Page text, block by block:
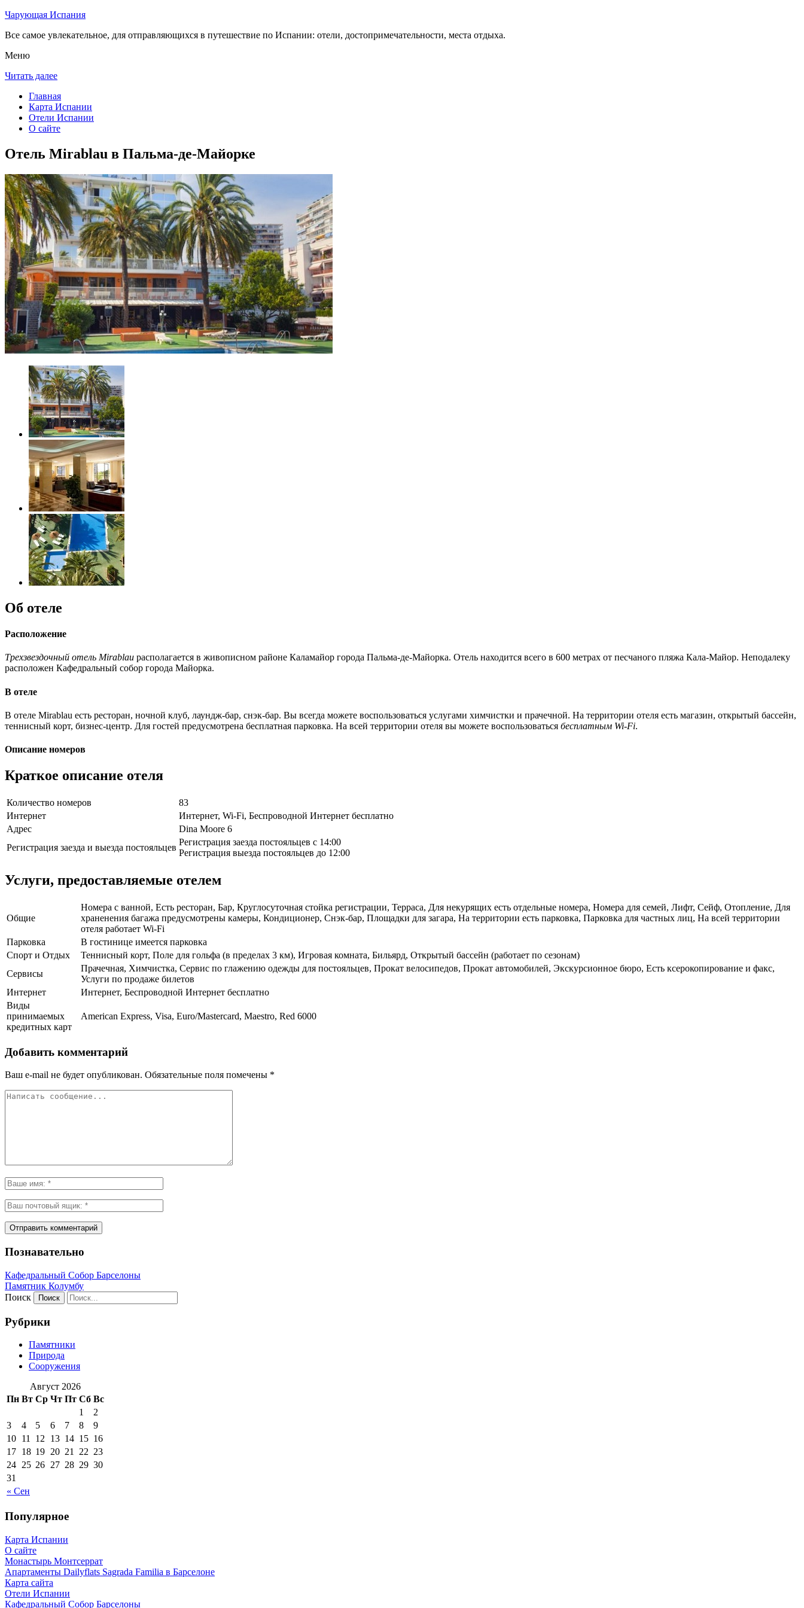
Чарующая Испания
Все самое увлекательное, для отправляющихся в путешествие по Испании: отели, достопримечательности, места отдыха.
Меню
Читать далее
Главная
Карта Испании
Отели Испании
О сайте
Отель Mirablau в Пальма-де-Майорке
Об отеле
Расположение
Трехзвездочный отель Mirablau располагается в живописном районе Каламайор города Пальма-де-Майорка. Отель находится всего в 600 метрах от песчаного пляжа Кала-Майор. Неподалеку
расположен Кафедральный собор города Майорка.
В отеле
В отеле Mirablau есть ресторан, ночной клуб, лаундж-бар, снэк-бар. Вы всегда можете воспользоваться услугами химчистки и прачечной. На территории отеля есть магазин, открытый бассейн,
теннисный корт, бизнес-центр. Для гостей предусмотрена бесплатная парковка. На всей территории отеля вы можете воспользоваться бесплатным Wi-Fi.
Описание номеров
Краткое описание отеля
Количество номеров
83
Интернет
Интернет, Wi-Fi, Беспроводной Интернет бесплатно
Адрес
Dina Moore 6
Регистрация заезда и выезда постояльцев
Регистрация заезда постояльцев с 14:00
Регистрация выезда постояльцев до 12:00
Услуги, предоставляемые отелем
Общие
Номера с ванной, Есть ресторан, Бар, Круглосуточная стойка регистрации, Терраса, Для некурящих есть отдельные номера, Номера для семей, Лифт, Сейф, Отопление, Для
храненения багажа предусмотрены камеры, Кондиционер, Снэк-бар, Площадки для загара, На территории есть парковка, Парковка для частных лиц, На всей территории
отеля работает Wi-Fi
Парковка
В гостинице имеется парковка
Спорт и Отдых
Теннисный корт, Поле для гольфа (в пределах 3 км), Игровая комната, Бильярд, Открытый бассейн (работает по сезонам)
Сервисы
Прачечная, Химчистка, Сервис по глажению одежды для постояльцев, Прокат велосипедов, Прокат автомобилей, Экскурсионное бюро, Есть ксерокопирование и факс,
Услуги по продаже билетов
Интернет
Интернет, Беспроводной Интернет бесплатно
Виды
принимаемых
кредитных карт
American Express, Visa, Euro/Mastercard, Maestro, Red 6000
Добавить комментарий
Ваш e-mail не будет опубликован. Обязательные поля помечены *
Познавательно
Кафeдрaльный Собор Барселоны
Пaмятник Колумбу
Поиск
Рубрики
Памятники
Природа
Сооружения
Август 2026
Пн Вт Ср Чт Пт Сб Вс
« Сен
1
2
3
4 5 6 7 8
9
10 11 12 13 14 15 16
17 18 19 20 21 22 23
24 25 26 27 28 29 30
31
Популярное
Карта Испании
О сайте
Монастырь Монтсеррат
Апартаменты Dailyflats Sagrada Familia в Барселоне
Карта сайта
Отели Испании
Кафeдрaльный Собор Барселоны